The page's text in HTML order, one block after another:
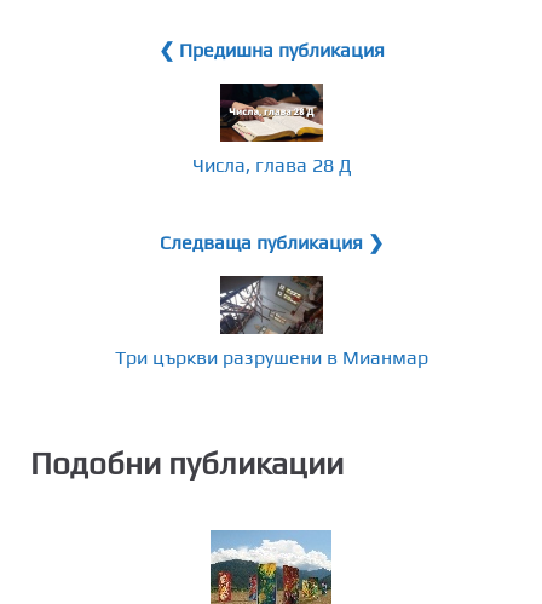
❮ Предишна публикация
Числа, глава 28 Д
Следваща публикация ❯
Три църкви разрушени в Мианмар
Подобни публикации